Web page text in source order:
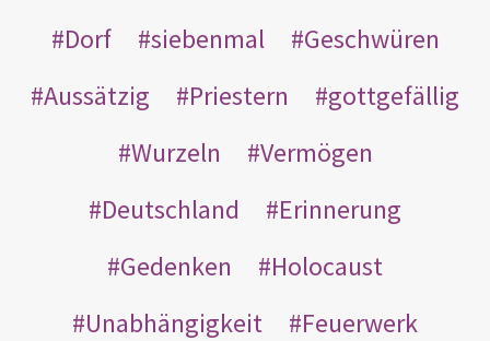
Dorf
siebenmal
Geschwüren
Aussätzig
Priestern
gottgefällig
Wurzeln
Vermögen
Deutschland
Erinnerung
Gedenken
Holocaust
Unabhängigkeit
Feuerwerk